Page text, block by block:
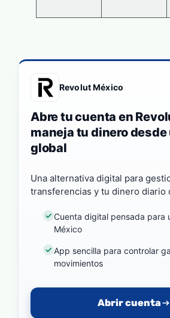
Revolut México
Abre tu cuenta en
maneja tu dinero desde
global
Una alternativa digital para
transferencias y tu dinero diario
Cuenta digital pensada para
México
App sencilla para controlar
movimientos
Abrir cuenta